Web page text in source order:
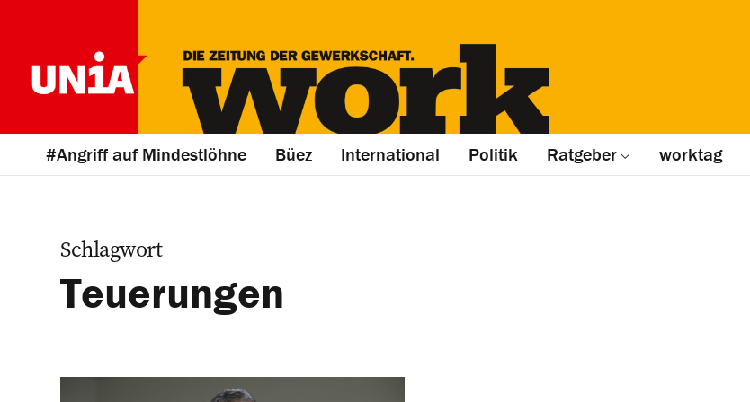
#Angriff auf Mindestlöhne Büez International Politik Ratgeber worktag
Schlagwort
Teuerungen